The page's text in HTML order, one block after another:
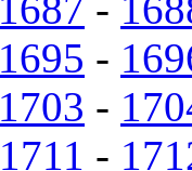
1695 -
1703 -
1711 -